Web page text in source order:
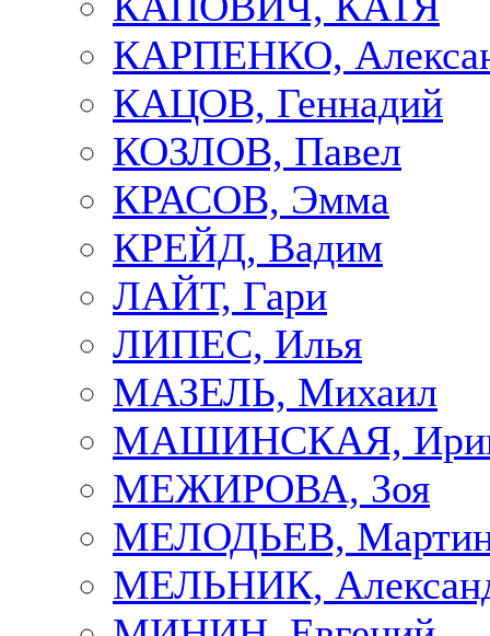
КАРПЕНКО,
КАЦОВ, Геннадий
КОЗЛОВ, Павел
КРАСОВ, Эмма
КРЕЙД, Вадим
ЛАЙТ, Гари
ЛИПЕС, Илья
МАЗЕЛЬ, Михаил
МАШИНСКАЯ,
МЕЖИРОВА, Зоя
МЕЛОДЬЕВ,
МЕЛЬНИК,